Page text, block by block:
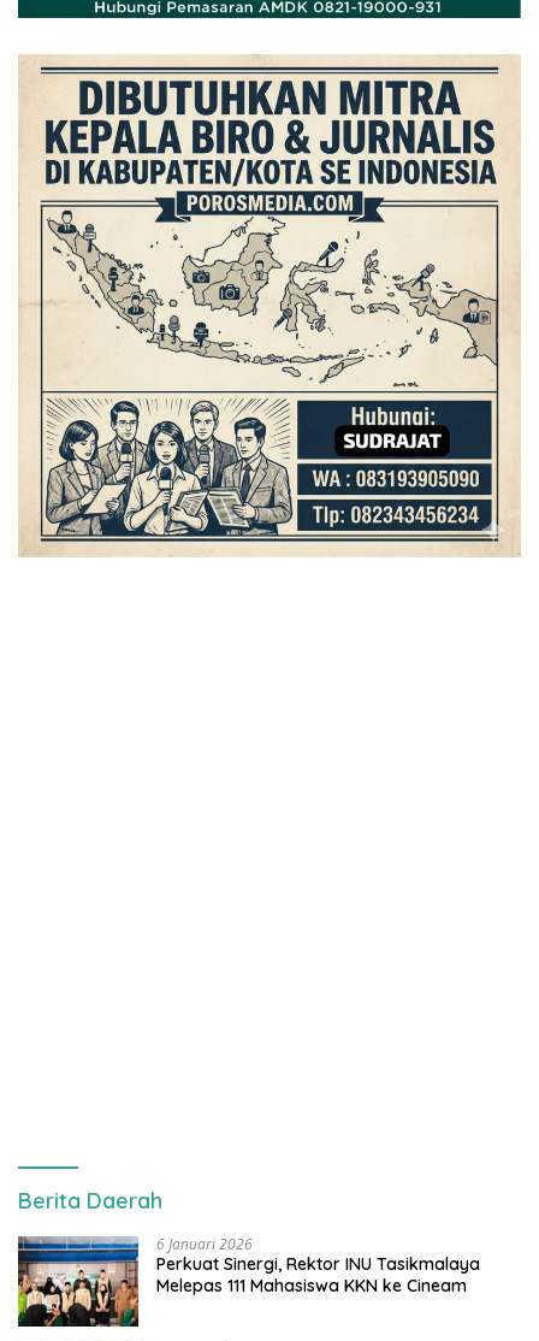
Berita Daerah
6 Januari 2026
Perkuat Sinergi, Rektor INU Tasikmalaya
Melepas 111 Mahasiswa KKN ke Cineam